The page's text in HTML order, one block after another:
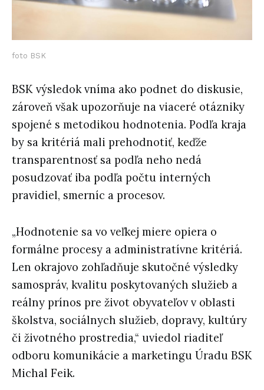
foto BSK
BSK výsledok vníma ako podnet do diskusie,
zároveň však upozorňuje na viaceré otázniky
spojené s metodikou hodnotenia. Podľa kraja
by sa kritériá mali prehodnotiť, keďže
transparentnosť sa podľa neho nedá
posudzovať iba podľa počtu interných
pravidiel, smerníc a procesov.
„Hodnotenie sa vo veľkej miere opiera o
formálne procesy a administratívne kritériá.
Len okrajovo zohľadňuje skutočné výsledky
samospráv, kvalitu poskytovaných služieb a
reálny prínos pre život obyvateľov v oblasti
školstva, sociálnych služieb, dopravy, kultúry
či životného prostredia,“ uviedol riaditeľ
odboru komunikácie a marketingu Úradu BSK
Michal Feik.